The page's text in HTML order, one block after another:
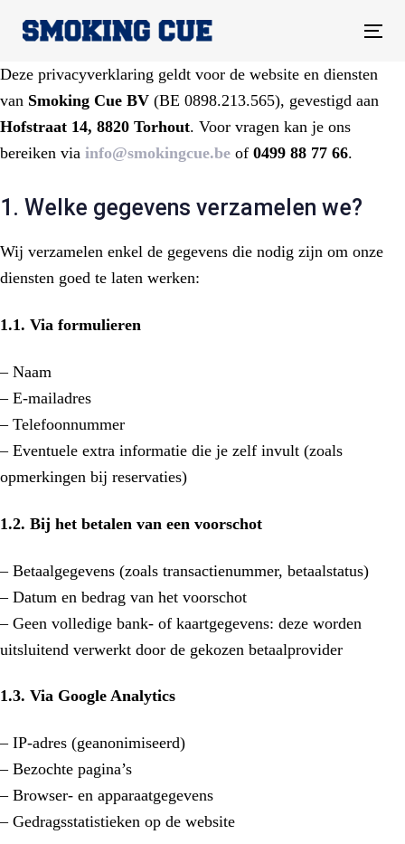
links
content
Deze privacyverklaring geldt voor de website en diensten
van Smoking Cue BV (BE 0898.213.565), gevestigd aan
Hofstraat 14, 8820 Torhout. Voor vragen kan je ons
bereiken via info@smokingcue.be of 0499 88 77 66.
1. Welke gegevens verzamelen we?
Wij verzamelen enkel de gegevens die nodig zijn om onze
diensten goed te laten werken:
1.1. Via formulieren
– Naam
– E-mailadres
– Telefoonnummer
– Eventuele extra informatie die je zelf invult (zoals
opmerkingen bij reservaties)
1.2. Bij het betalen van een voorschot
– Betaalgegevens (zoals transactienummer, betaalstatus)
– Datum en bedrag van het voorschot
– Geen volledige bank- of kaartgegevens: deze worden
uitsluitend verwerkt door de gekozen betaalprovider
1.3. Via Google Analytics
– IP-adres (geanonimiseerd)
– Bezochte pagina’s
– Browser- en apparaatgegevens
– Gedragsstatistieken op de website